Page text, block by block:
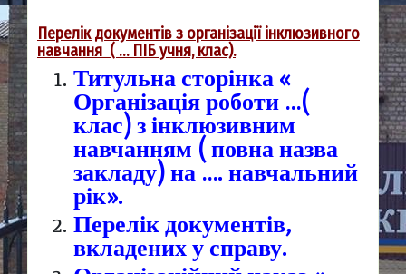
Перелік документів з організації інклюзивного
навчання ( … ПІБ учня, клас).
Титульна сторінка «
Організація роботи …(
клас) з інклюзивним
навчанням ( повна назва
закладу) на …. навчальний
рік».
Перелік документів,
вкладених у справу.